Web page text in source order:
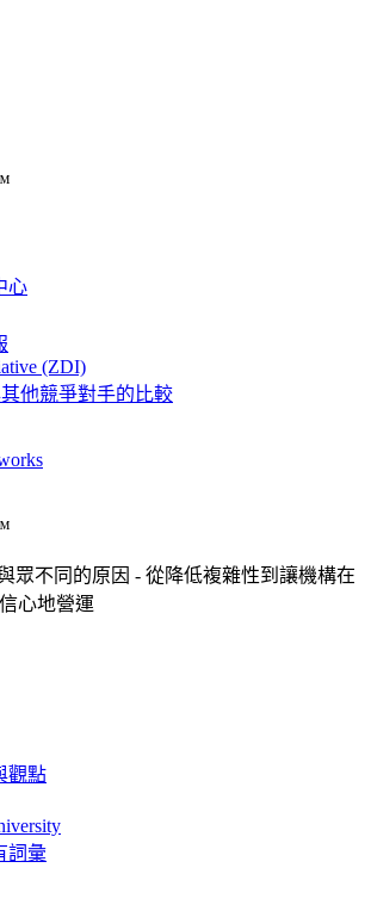
心
(ZDI)
他競爭對手的比較
眾不同的原因 - 從降低複雜性到讓機構在
心地營運
觀點
詞彙